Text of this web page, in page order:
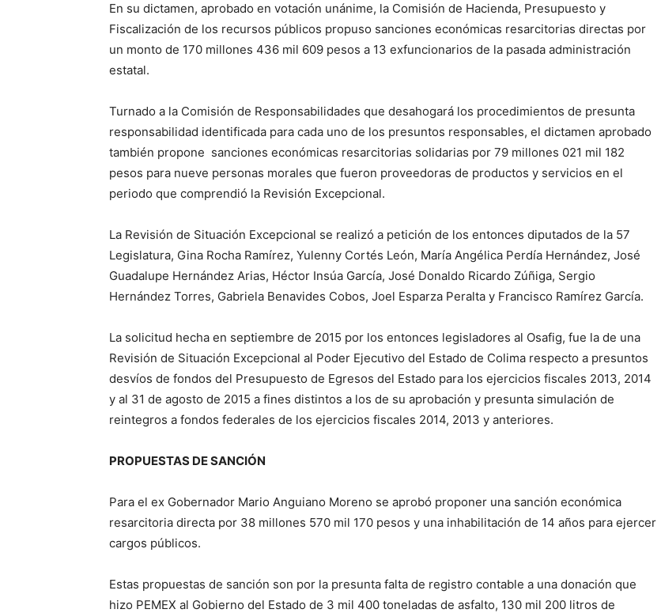
En su dictamen, aprobado en votación unánime, la Comisión de Hacienda, Presupuesto y
Fiscalización de los recursos públicos propuso sanciones económicas resarcitorias directas por
un monto de 170 millones 436 mil 609 pesos a 13 exfuncionarios de la pasada administración
estatal.
Turnado a la Comisión de Responsabilidades que desahogará los procedimientos de presunta
responsabilidad identificada para cada uno de los presuntos responsables, el dictamen aprobado
también propone sanciones económicas resarcitorias solidarias por 79 millones 021 mil 182
pesos para nueve personas morales que fueron proveedoras de productos y servicios en el
periodo que comprendió la Revisión Excepcional.
La Revisión de Situación Excepcional se realizó a petición de los entonces diputados de la 57
Legislatura, Gina Rocha Ramírez, Yulenny Cortés León, María Angélica Perdía Hernández, José
Guadalupe Hernández Arias, Héctor Insúa García, José Donaldo Ricardo Zúñiga, Sergio
Hernández Torres, Gabriela Benavides Cobos, Joel Esparza Peralta y Francisco Ramírez García.
La solicitud hecha en septiembre de 2015 por los entonces legisladores al Osafig, fue la de una
Revisión de Situación Excepcional al Poder Ejecutivo del Estado de Colima respecto a presuntos
desvíos de fondos del Presupuesto de Egresos del Estado para los ejercicios fiscales 2013, 2014
y al 31 de agosto de 2015 a fines distintos a los de su aprobación y presunta simulación de
reintegros a fondos federales de los ejercicios fiscales 2014, 2013 y anteriores.
PROPUESTAS DE SANCIÓN
Para el ex Gobernador Mario Anguiano Moreno se aprobó proponer una sanción económica
resarcitoria directa por 38 millones 570 mil 170 pesos y una inhabilitación de 14 años para ejercer
cargos públicos.
Estas propuestas de sanción son por la presunta falta de registro contable a una donación que
hizo PEMEX al Gobierno del Estado de 3 mil 400 toneladas de asfalto, 130 mil 200 litros de